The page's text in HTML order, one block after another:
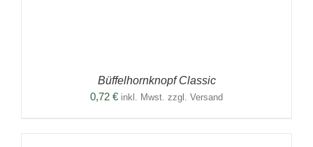
Büffelhornknopf Classic
0,72 € inkl. Mwst. zzgl. Versand